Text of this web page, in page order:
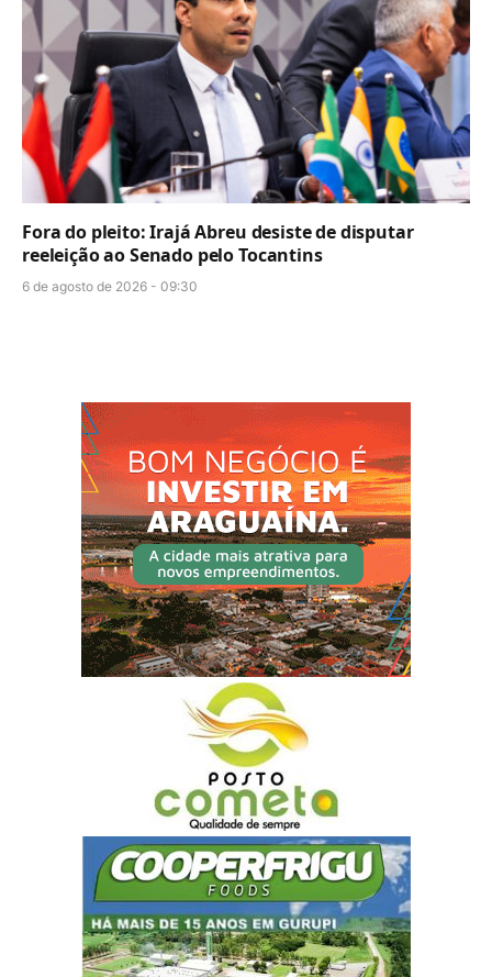
Fora do pleito: Irajá Abreu desiste de disputar
reeleição ao Senado pelo Tocantins
6 de agosto de 2026 - 09:30